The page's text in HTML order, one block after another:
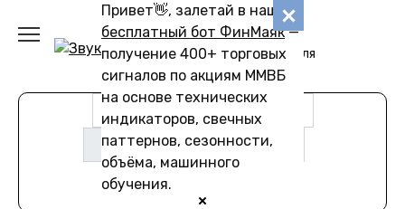
Привет👋, залетай в наш
бесплатный бот ФинМаяк—
получение 400+ торговых
сигналов по акциям ММВБ
на основе технических
индикаторов, свечных
паттернов, сезонности,
объёма, машинного
обучения.
содержанию
Звуковику
Коллекции звуков для
скачивания